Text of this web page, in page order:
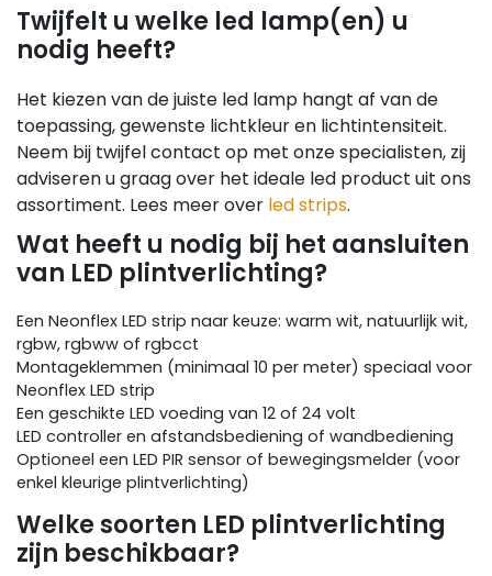
Twijfelt u welke led lamp(en) u
nodig heeft?
Het kiezen van de juiste led lamp hangt af van de
toepassing, gewenste lichtkleur en lichtintensiteit.
Neem bij twijfel contact op met onze specialisten, zij
adviseren u graag over het ideale led product uit ons
assortiment. Lees meer over led strips.
Wat heeft u nodig bij het aansluiten
van LED plintverlichting?
Een Neonflex LED strip naar keuze: warm wit, natuurlijk wit,
rgbw, rgbww of rgbcct
Montageklemmen (minimaal 10 per meter) speciaal voor
Neonflex LED strip
Een geschikte LED voeding van 12 of 24 volt
LED controller en afstandsbediening of wandbediening
Optioneel een LED PIR sensor of bewegingsmelder (voor
enkel kleurige plintverlichting)
Welke soorten LED plintverlichting
zijn beschikbaar?